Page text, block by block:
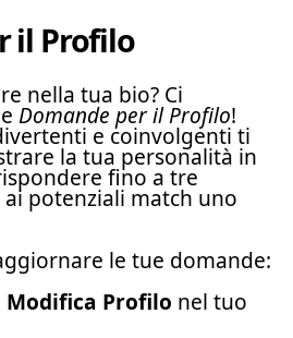
il Profilo
nella tua bio? Ci
Domande per il Profilo!
e coinvolgenti ti
la tua personalità in
fino a tre
potenziali match uno
le tue domande:
Modifica Profilo nel tuo